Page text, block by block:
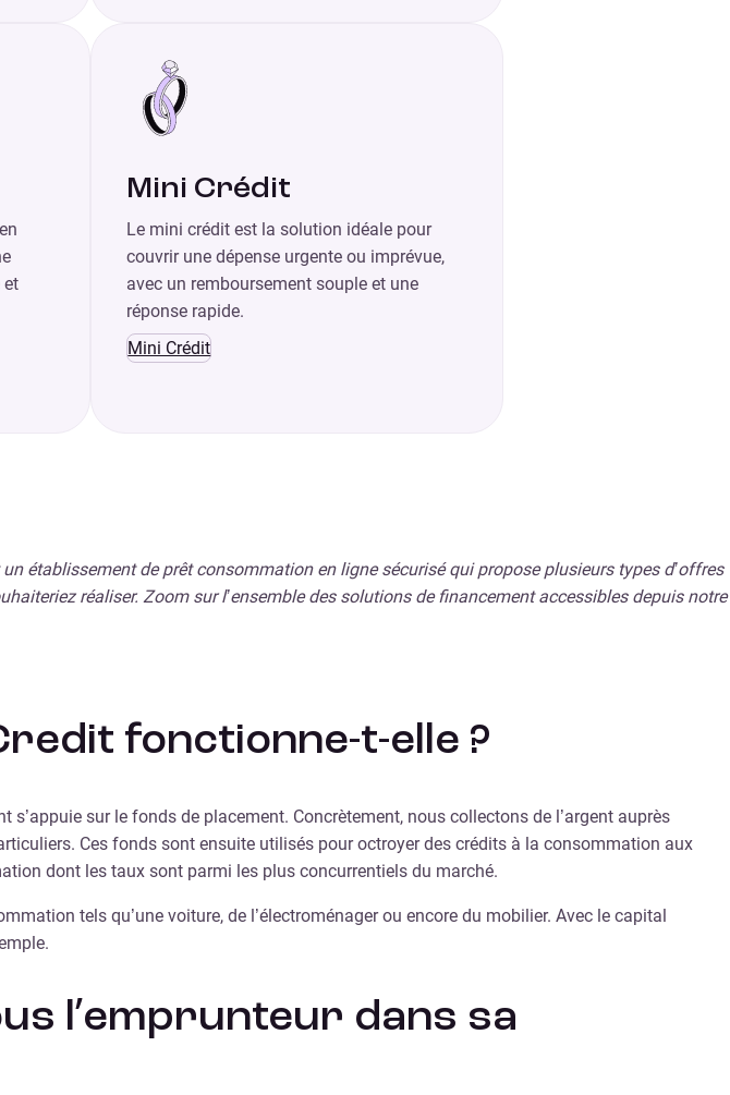
et
Mini Crédit
Le mini crédit est la solution idéale pour
couvrir une dépense urgente ou imprévue,
avec un remboursement souple et une
réponse rapide.
Mini Crédit
établissement de prêt consommation en ligne sécurisé qui propose plusieurs types d’offres
réaliser. Zoom sur l’ensemble des solutions de financement accessibles depuis notre
fonctionne-t-elle ?
sur le fonds de placement. Concrètement, nous collectons de l’argent auprès
Ces fonds sont ensuite utilisés pour octroyer des crédits à la consommation aux
dont les taux sont parmi les plus concurrentiels du marché.
tels qu’une voiture, de l’électroménager ou encore du mobilier. Avec le capital
l’emprunteur dans sa